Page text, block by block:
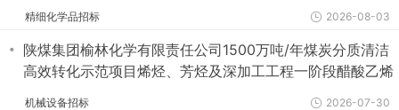
精细化学品招标 2026-08-03
・ 陕煤集团榆林化学有限责任公司1500万吨/年煤炭分质清洁
高效转化示范项目烯烃、芳烃及深加工工程一阶段醋酸乙烯
机械设备招标 2026-07-30